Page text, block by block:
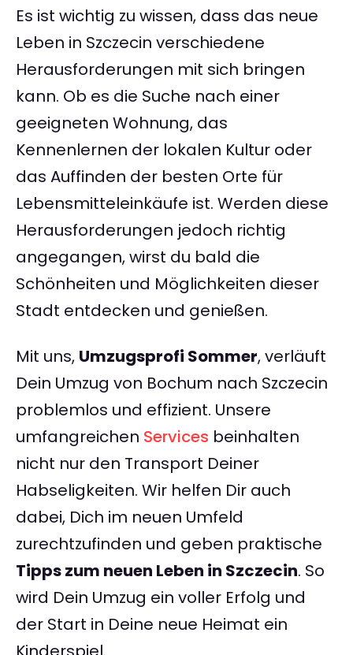
Es ist wichtig zu wissen, dass das neue
Leben in Szczecin verschiedene
Herausforderungen mit sich bringen
kann. Ob es die Suche nach einer
geeigneten Wohnung, das
Kennenlernen der lokalen Kultur oder
das Auffinden der besten Orte für
Lebensmitteleinkäufe ist. Werden diese
Herausforderungen jedoch richtig
angegangen, wirst du bald die
Schönheiten und Möglichkeiten dieser
Stadt entdecken und genießen.
Mit uns, Umzugsprofi Sommer, verläuft
Dein Umzug von Bochum nach Szczecin
problemlos und effizient. Unsere
umfangreichen Services beinhalten
nicht nur den Transport Deiner
Habseligkeiten. Wir helfen Dir auch
dabei, Dich im neuen Umfeld
zurechtzufinden und geben praktische
Tipps zum neuen Leben in Szczecin. So
wird Dein Umzug ein voller Erfolg und
der Start in Deine neue Heimat ein